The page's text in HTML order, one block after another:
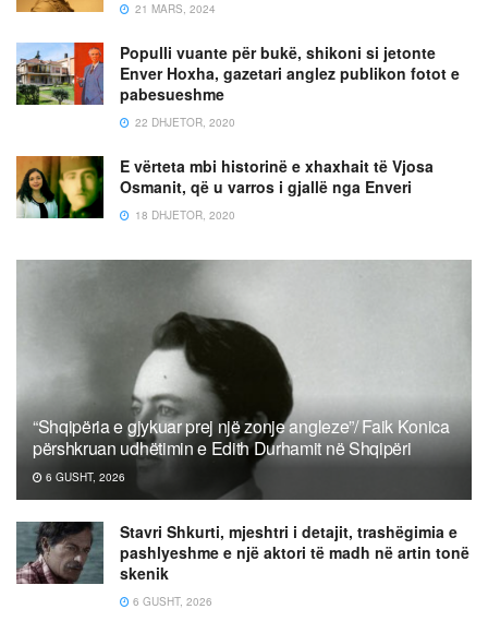
21 MARS, 2024
Populli vuante për bukë, shikoni si jetonte
Enver Hoxha, gazetari anglez publikon fotot e
pabesueshme
22 DHJETOR, 2020
E vërteta mbi historinë e xhaxhait të Vjosa
Osmanit, që u varros i gjallë nga Enveri
18 DHJETOR, 2020
“Shqipëria e gjykuar prej një zonje angleze”/ Faik Konica
përshkruan udhëtimin e Edith Durhamit në Shqipëri
6 GUSHT, 2026
Stavri Shkurti, mjeshtri i detajit, trashëgimia e
pashlyeshme e një aktori të madh në artin tonë
skenik
6 GUSHT, 2026